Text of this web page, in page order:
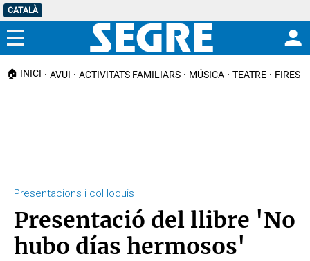
CATALÀ
Menú
🏠 INICI AVUI ACTIVITATS FAMILIARS MÚSICA TEATRE FIRES I
Presentacions i col·loquis
Presentació del llibre 'No
hubo días hermosos'